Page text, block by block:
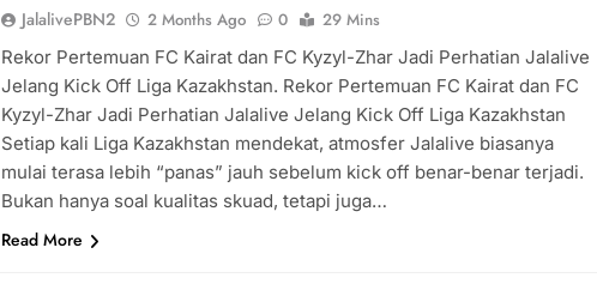
JalalivePBN2 2 Months Ago 0
29 Mins
Rekor Pertemuan FC Kairat dan FC Kyzyl-Zhar Jadi Perhatian Jalalive
Jelang Kick Off Liga Kazakhstan. Rekor Pertemuan FC Kairat dan FC
Kyzyl-Zhar Jadi Perhatian Jalalive Jelang Kick Off Liga Kazakhstan
Setiap kali Liga Kazakhstan mendekat, atmosfer Jalalive biasanya
mulai terasa lebih “panas” jauh sebelum kick off benar-benar terjadi.
Bukan hanya soal kualitas skuad, tetapi juga…
Read More